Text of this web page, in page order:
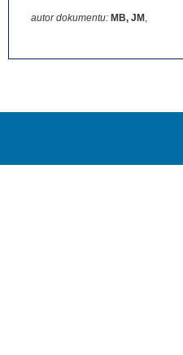
autor dokumentu: MB, JM ,